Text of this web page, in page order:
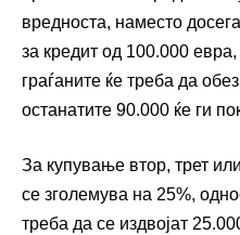
вредноста, наместо
за кредит од 100.000
граѓаните ќе треба да
останатите 90.000 ќе ги
За купување втор, трет
се зголемува на 25%,
треба да се издвојат